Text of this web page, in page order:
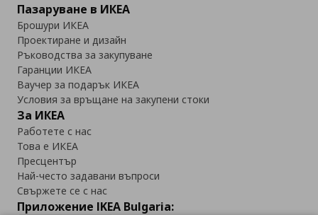
Пазаруване в ИКЕА
Брошури ИКЕА
Проектиране и дизайн
Ръководства за закупуване
Гаранции ИКЕА
Ваучер за подарък ИКЕА
Условия за връщане на закупени стоки
За ИКЕА
Работете с нас
Това е ИКЕА
Пресцентър
Най-често задавани въпроси
Свържете се с нас
Приложение IKEA Bulgaria: